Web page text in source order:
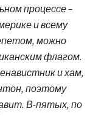
процессе –
и всему
можно
флагом.
и хам,
поэтому
В-пятых, по